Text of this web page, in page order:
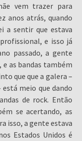
vem trazer para
anos atrás, quando
a sentir que estava
e isso já
passado, a gente
as bandas também
que que a galera –
meio que dando
de rock. Então
se acertando, as
isso, a gente estava
Estados Unidos é